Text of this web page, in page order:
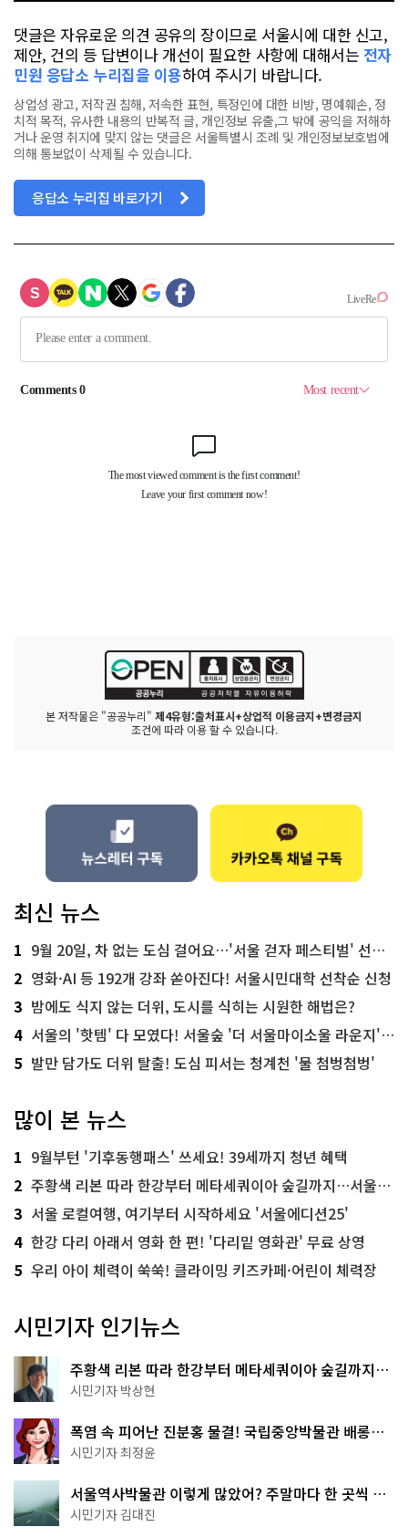
댓글은 자유로운 의견 공유의 장이므로 서울시에 대한 신고,
제안, 건의 등 답변이나 개선이 필요한 사항에 대해서는 전자
민원 응답소 누리집을 이용하여 주시기 바랍니다.
상업성 광고, 저작권 침해, 저속한 표현, 특정인에 대한 비방, 명예훼손, 정
치적 목적, 유사한 내용의 반복적 글, 개인정보 유출,그 밖에 공익을 저해하
거나 운영 취지에 맞지 않는 댓글은 서울특별시 조례 및 개인정보보호법에
의해 통보없이 삭제될 수 있습니다.
응답소 누리집 바로가기
본 저작물은 "공공누리" 제4유형:출처표시+상업적 이용금지+변경금지
조건에 따라 이용 할 수 있습니다.
최신 뉴스
1 9월 20일, 차 없는 도심 걸어요…'서울 걷자 페스티벌' 선착순 5천명
2 영화·AI 등 192개 강좌 쏟아진다! 서울시민대학 선착순 신청
3 밤에도 식지 않는 더위, 도시를 식히는 시원한 해법은?
4 서울의 '핫템' 다 모였다! 서울숲 '더 서울마이소울 라운지' 오픈
5 발만 담가도 더위 탈출! 도심 피서는 청계천 '물 첨벙첨벙'
많이 본 뉴스
1 9월부턴 '기후동행패스' 쓰세요! 39세까지 청년 혜택
2 주황색 리본 따라 한강부터 메타세쿼이아 숲길까지…서울둘레길 15코스
3 서울 로컬여행, 여기부터 시작하세요 '서울에디션25'
4 한강 다리 아래서 영화 한 편! '다리밑 영화관' 무료 상영
5 우리 아이 체력이 쑥쑥! 클라이밍 키즈카페·어린이 체력장
시민기자 인기뉴스
주황색 리본 따라 한강부터 메타세쿼이아 숲길까지…
서울둘레길 15코스
시민기자 박상현
폭염 속 피어난 진분홍 물결! 국립중앙박물관 배롱나
무 명소
시민기자 최정윤
서울역사박물관 이렇게 많았어? 주말마다 한 곳씩 떠
나는 역사 산책
시민기자 김대진